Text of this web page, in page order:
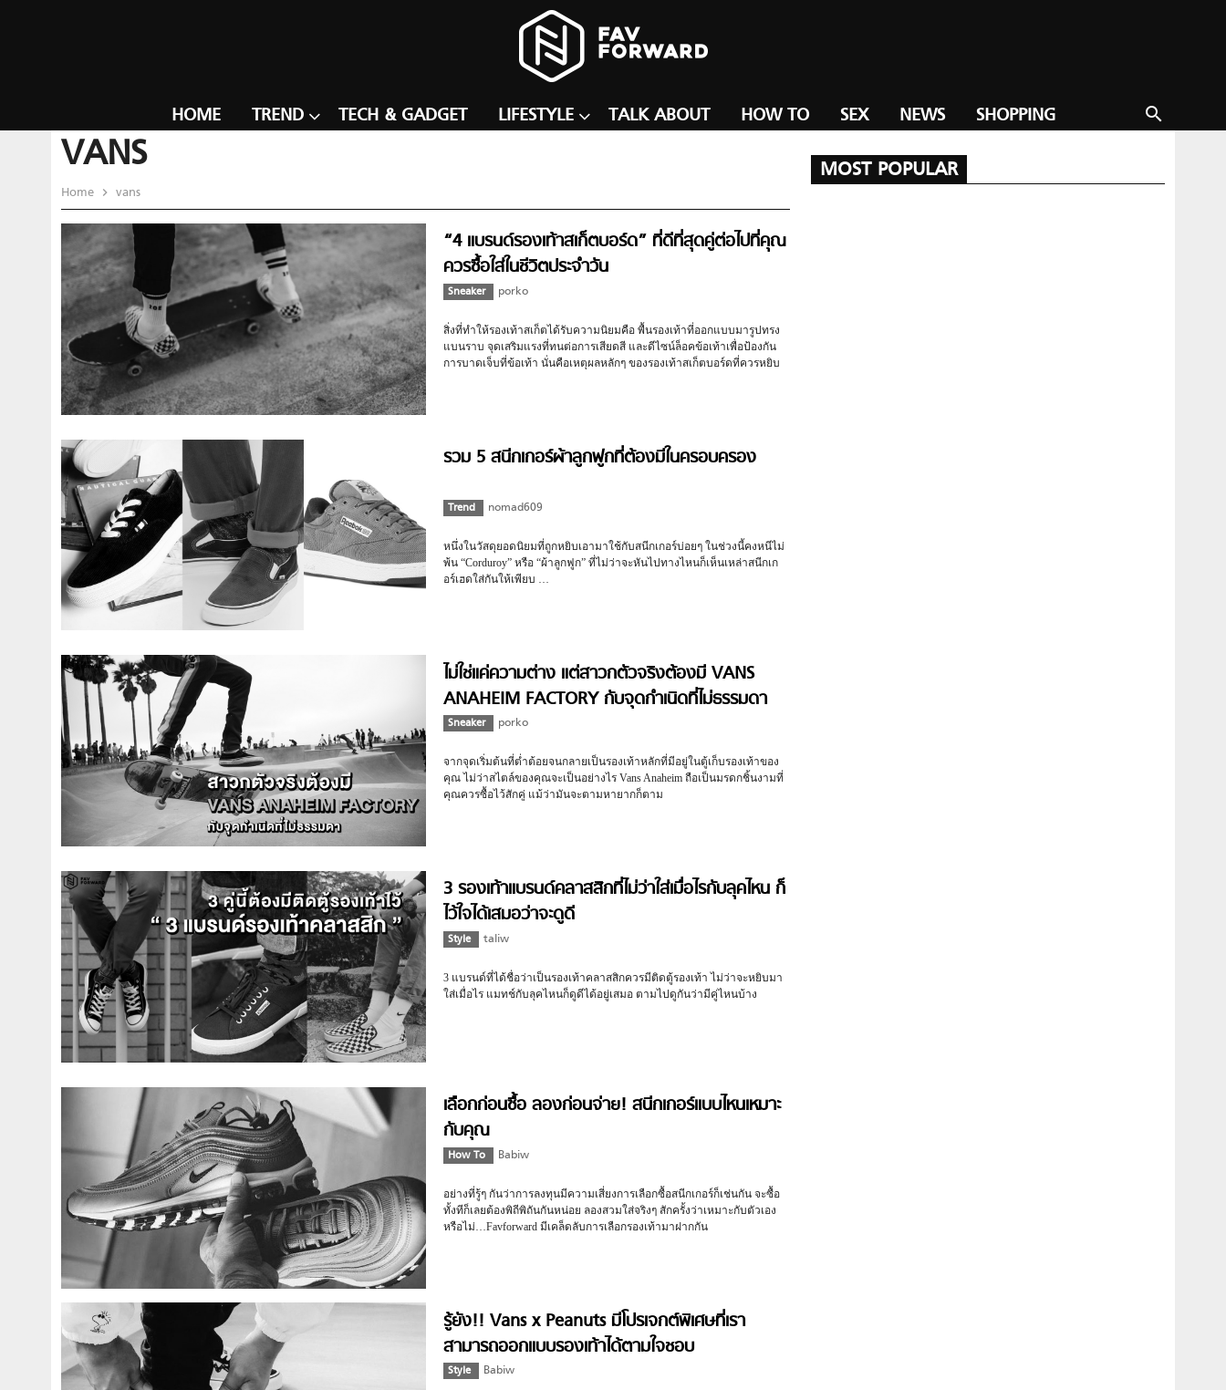
search
HOME TREND TECH & GADGET LIFESTYLE TALK ABOUT HOW TO SEX NEWS SHOPPING
VANS
Home vans
“4 แบรนด์รองเท้าสเก็ตบอร์ด” ที่ดีที่สุดคู่ต่อไปที่คุณ
ควรซื้อใส่ในชีวิตประจำวัน
Sneaker porko
สิ่งที่ทำให้รองเท้าสเก็ตได้รับความนิยมคือ พื้นรองเท้าที่ออกแบบมารูปทรง
แบนราบ จุดเสริมแรงที่ทนต่อการเสียดสี และดีไซน์ล็อคข้อเท้าเพื่อป้องกัน
การบาดเจ็บที่ข้อเท้า นั่นคือเหตุผลหลักๆ ของรองเท้าสเก็ตบอร์ดที่ควรหยิบ
รวม 5 สนีกเกอร์ผ้าลูกฟูกที่ต้องมีในครอบครอง
Trend nomad609
หนึ่งในวัสดุยอดนิยมที่ถูกหยิบเอามาใช้กับสนีกเกอร์บ่อยๆ ในช่วงนี้คงหนีไม่
พ้น “Corduroy” หรือ “ผ้าลูกฟูก” ที่ไม่ว่าจะหันไปทางไหนก็เห็นเหล่าสนีกเก
อร์เฮดใส่กันให้เพียบ …
ไม่ใช่แค่ความต่าง แต่สาวกตัวจริงต้องมี VANS
ANAHEIM FACTORY กับจุดกำเนิดที่ไม่ธรรมดา
Sneaker porko
จากจุดเริ่มต้นที่ต่ำต้อยจนกลายเป็นรองเท้าหลักที่มีอยู่ในตู้เก็บรองเท้าของ
คุณ ไม่ว่าสไตล์ของคุณจะเป็นอย่างไร Vans Anaheim ถือเป็นมรดกชิ้นงามที่
คุณควรซื้อไว้สักคู่ แม้ว่ามันจะตามหายากก็ตาม
3 รองเท้าแบรนด์คลาสสิกที่ไม่ว่าใส่เมื่อไรกับลุคไหน ก็
ไว้ใจได้เสมอว่าจะดูดี
Style taliw
3 แบรนด์ที่ได้ชื่อว่าเป็นรองเท้าคลาสสิกควรมีติดตู้รองเท้า ไม่ว่าจะหยิบมา
ใส่เมื่อไร แมทช์กับลุคไหนก็ดูดีได้อยู่เสมอ ตามไปดูกันว่ามีคู่ไหนบ้าง
เลือกก่อนซื้อ ลองก่อนจ่าย! สนีกเกอร์แบบไหนเหมาะ
กับคุณ
How To Babiw
อย่างที่รู้ๆ กันว่าการลงทุนมีความเสี่ยงการเลือกซื้อสนีกเกอร์ก็เช่นกัน จะซื้อ
ทั้งทีก็เลยต้องพิถีพิถันกันหน่อย ลองสวมใส่จริงๆ สักครั้งว่าเหมาะกับตัวเอง
หรือไม่…Favforward มีเคล็ดลับการเลือกรองเท้ามาฝากกัน
รู้ยัง!! Vans x Peanuts มีโปรเจกต์พิเศษที่เรา
สามารถออกแบบรองเท้าได้ตามใจชอบ
Style Babiw
MOST POPULAR